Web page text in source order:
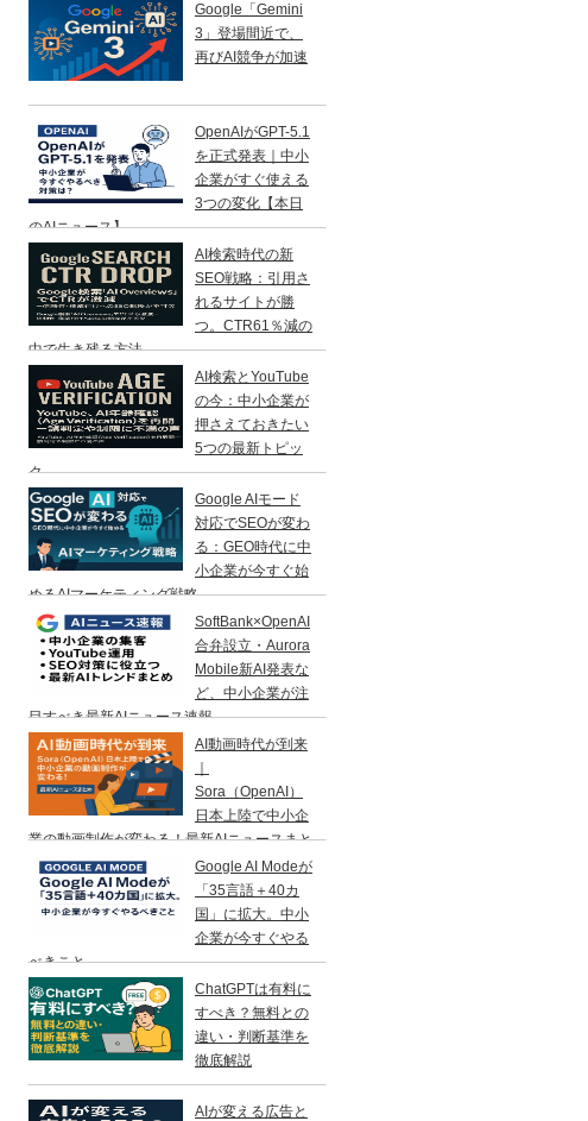
Google「Gemini
3」登場間近で、
再びAI競争が加速
OpenAIがGPT-5.1
を正式発表｜中小
企業がすぐ使える
3つの変化【本日
のAIニュース】
AI検索時代の新
SEO戦略：引用さ
れるサイトが勝
つ。CTR61％減の
中で生き残る方法
AI検索とYouTube
の今：中小企業が
押さえておきたい
5つの最新トピッ
ク
Google AIモード
対応でSEOが変わ
る：GEO時代に中
小企業が今すぐ始
めるAIマーケティング戦略
SoftBank×OpenAI
合弁設立・Aurora
Mobile新AI発表な
ど、中小企業が注
目すべき最新AIニュース速報
AI動画時代が到来
Sora（OpenAI）
日本上陸で中小企
業の動画制作が変わる！最新AIニュースまと
め
Google AI Modeが
「35言語＋40カ
国」に拡大。中小
企業が今すぐやる
べきこと
ChatGPTは有料に
すべき？無料との
違い・判断基準を
徹底解説
AIが変える広告と